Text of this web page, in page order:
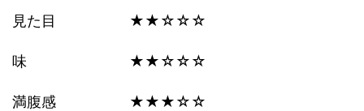
見た目 ★★☆☆☆
味 ★★☆☆☆
満腹感 ★★★☆☆